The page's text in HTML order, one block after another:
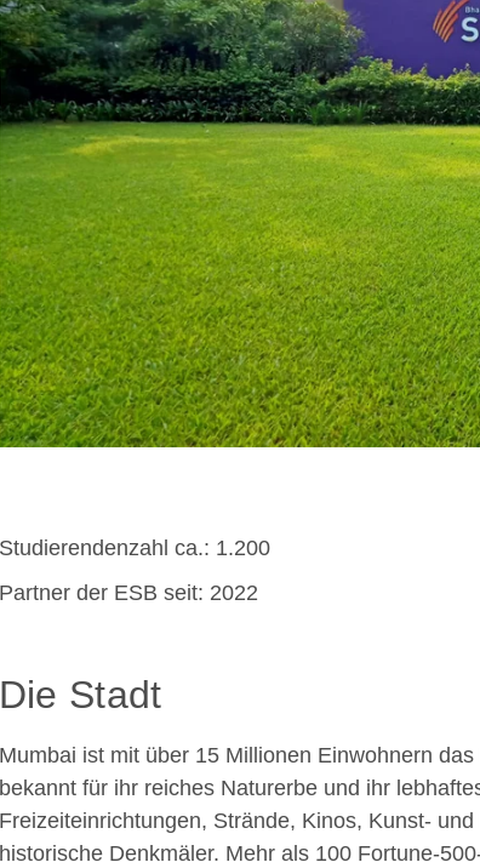
Studierendenzahl ca.: 1.200
Partner der ESB seit: 2022
Die Stadt
Mumbai ist mit über 15 Millionen Einwohnern
bekannt für ihr reiches Naturerbe und ihr
Freizeiteinrichtungen, Strände, Kinos, Kunst-
historische Denkmäler. Mehr als 100 Fortune-